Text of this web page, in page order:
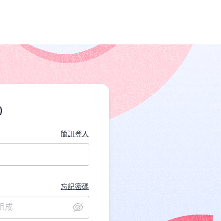
簡訊登入
忘記密碼